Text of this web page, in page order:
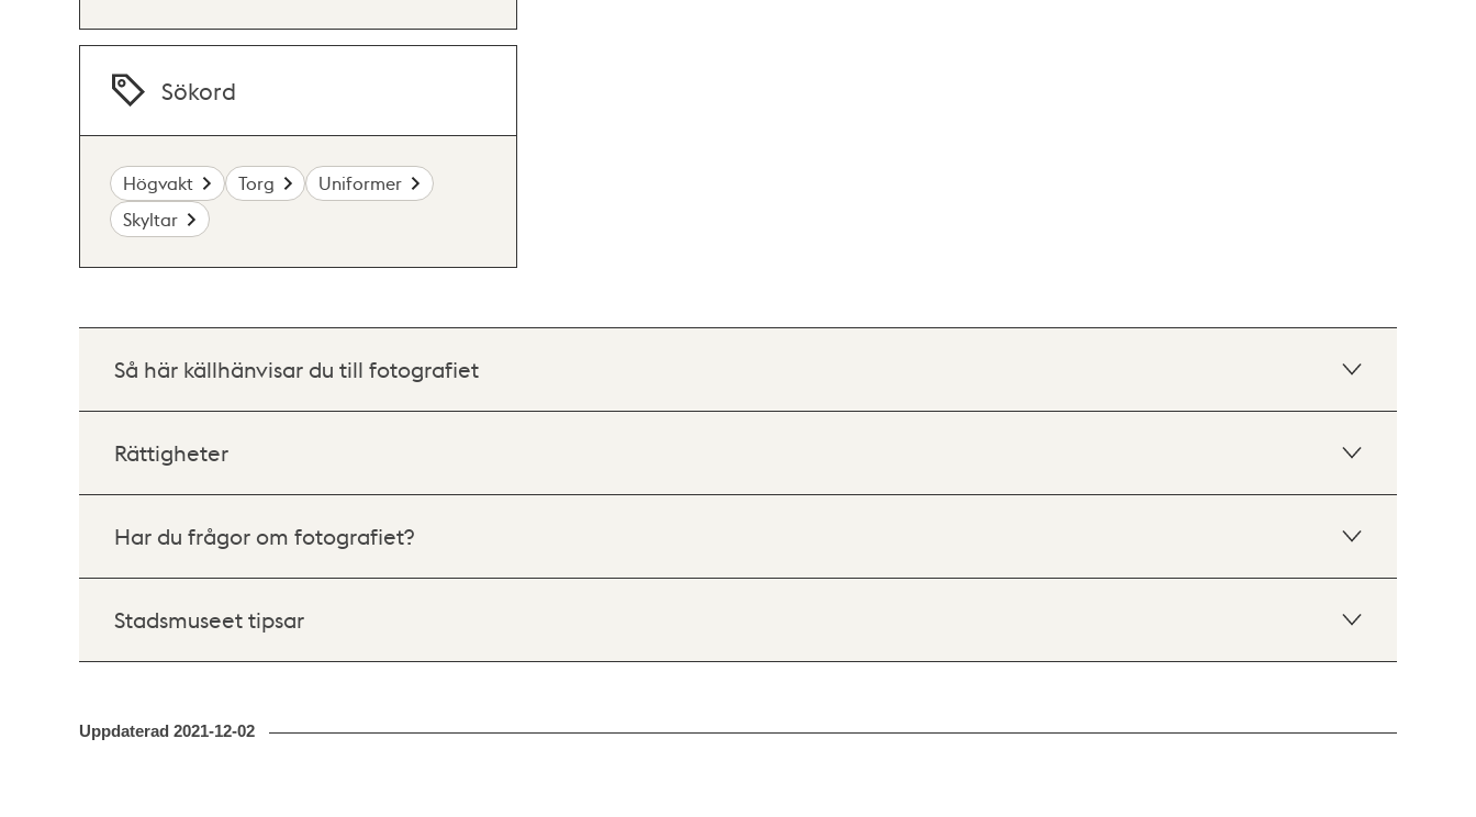
Sökord
Högvakt Torg
Uniformer
Skyltar
Så här källhänvisar du till fotografiet
Rättigheter
Har du frågor om fotografiet?
Stadsmuseet tipsar
Uppdaterad 2021-12-02